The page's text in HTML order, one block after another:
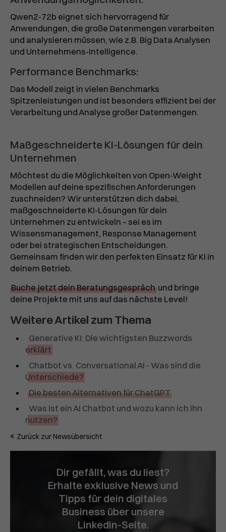
Qwen2-72b eignet sich hervorragend für
Anwendungen, die große Datenmengen verarbeiten
und analysieren müssen, wie z.B. Big Data Analysen
und Unternehmens-Intelligence.
Performance Benchmarks:
Das Modell zeigt in vielen Benchmarks
Spitzenleistungen und ist besonders effizient bei der
Verarbeitung und Analyse großer Datenmengen.
Maßgeschneiderte KI-Lösungen für dein
Unternehmen
Möchtest du die Möglichkeiten von Open-Weight
Modellen auf deine spezifischen Anforderungen
zuschneiden? Wir unterstützen dich dabei,
maßgeschneiderte KI-Lösungen für dein
Unternehmen zu entwickeln – sei es im
Wissensmanagement, Response Management
oder bei strategischen Entscheidungen.
Gemeinsam finden wir den perfekten Einsatz für KI in
deinem Betrieb.
Buche jetzt dein Beratungsgespräch und bringe
deine Projekte mit uns auf das nächste Level!
Weitere Artikel zum Thema
Generative KI: Die wichtigsten Buzzwords
erklärt
Chatbot vs. Conversational AI - Was sind die
Unterschiede?
Die besten Alternativen für ChatGPT
Was ist ein AI Chatbot und wozu kann ich ihn
nutzen?
Zurück zur Newsübersicht
Dir gefällt, was du liest?
Erhalte exklusive News und
Tipps für dein digitales
Business über unsere
Linkedin-Seite.